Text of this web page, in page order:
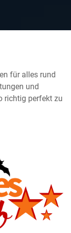
für alles rund
und
richtig perfekt zu